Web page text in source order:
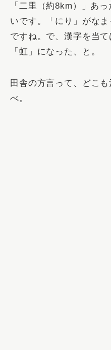
「二里（約8km）」あ
いです。「にり」がな
ですね。で、漢字を当
「虹」になった、と。
田舎の方言って、どこ
べ。